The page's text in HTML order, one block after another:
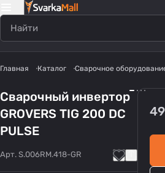
Главная Каталог Сварочное
Сварочный инвертор
GROVERS TIG 200 DC
PULSE
Арт. S.006RM.418-GR